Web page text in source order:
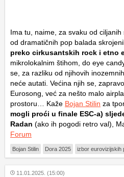
Ima tu, naime, za svaku od
od dramatičnih pop balada
preko cirkusantskih rock i etno
mikrolokalnim štihom, do eye
se, za razliku od njihovih
neće autati. Većina njih se,
Eurosong, već za nešto malo
prostoru… Kaže Bojan Stilin za
mogli proći u finale ESC-a)
Radan (ako ih pogodi retro val),
Forum
Bojan Stilin Dora 2025 izbor eurovizijskih
11.01.2025. (15:00)